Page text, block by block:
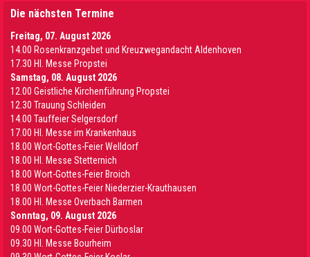
Die nächsten Termine
Freitag, 07. August 2026
14.00 Rosenkranzgebet und Kreuzwegandacht Aldenhoven
17.30 Hl. Messe Propstei
Samstag, 08. August 2026
12.00 Geistliche Kirchenführung Propstei
12.30 Trauung Schleiden
14.00 Tauffeier Selgersdorf
17.00 Hl. Messe im Krankenhaus
18.00 Wort-Gottes-Feier Welldorf
18.00 Hl. Messe Stetternich
18.00 Wort-Gottes-Feier Broich
18.00 Wort-Gottes-Feier Niederzier-Krauthausen
18.00 Hl. Messe Overbach Barmen
Sonntag, 09. August 2026
09.00 Wort-Gottes-Feier Dürboslar
09.30 HI. Messe Bourheim